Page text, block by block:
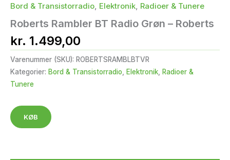
Bord & Transistorradio Elektronik Radioer & Tunere
Roberts Rambler BT Radio Grøn – Roberts
kr. 1.499,00
Varenummer (SKU): ROBERTSRAMBLBTVR
Kategorier: Bord & Transistorradio, Elektronik, Radioer &
Tunere
KØB